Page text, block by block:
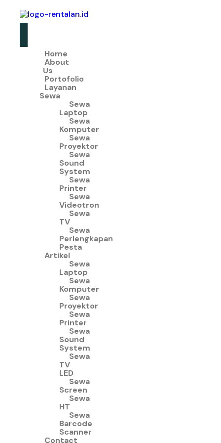
Home
About
Us
Portofolio
Layanan
Sewa
Sewa
Laptop
Sewa
Komputer
Sewa
Proyektor
Sewa
Sound
System
Sewa
Printer
Sewa
Videotron
Sewa
TV
Sewa
Perlengkapan
Pesta
Artikel
Sewa
Laptop
Sewa
Komputer
Sewa
Proyektor
Sewa
Printer
Sewa
Sound
System
Sewa
TV
LED
Sewa
Screen
Sewa
HT
Sewa
Barcode
Scanner
Contact